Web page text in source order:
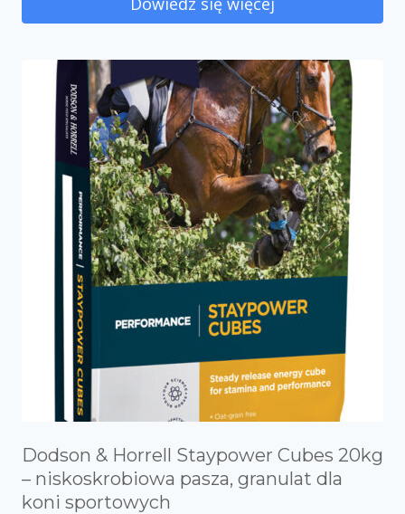
Dodson & Horrell Staypower Cubes 20kg
– niskoskrobiowa pasza, granulat dla
koni sportowych